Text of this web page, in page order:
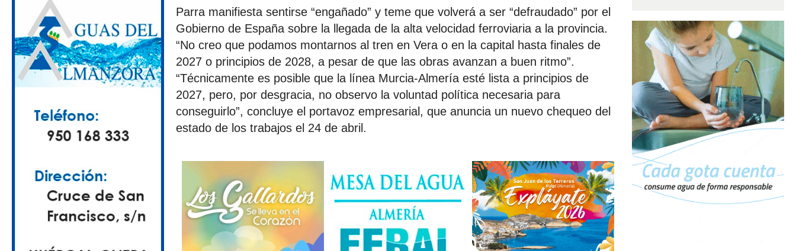
Parra manifiesta sentirse “engañado” y teme que volverá a ser “defraudado” por el
Gobierno de España sobre la llegada de la alta velocidad ferroviaria a la provincia.
“No creo que podamos montarnos al tren en Vera o en la capital hasta finales de
2027 o principios de 2028, a pesar de que las obras avanzan a buen ritmo”.
“Técnicamente es posible que la línea Murcia-Almería esté lista a principios de
2027, pero, por desgracia, no observo la voluntad política necesaria para
conseguirlo”, concluye el portavoz empresarial, que anuncia un nuevo chequeo del
estado de los trabajos el 24 de abril.